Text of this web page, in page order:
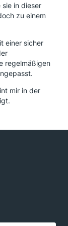
in dieser
zu einem
einer sicher
regelmäßigen
mir in der